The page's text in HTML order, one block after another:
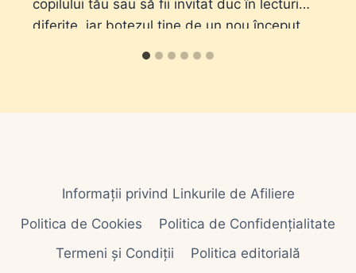
copilului tău sau să fii invitat duc în lecturi
diferite, iar botezul ține de un nou început.
Informații privind Linkurile de Afiliere
Politica de Cookies
Politica de Confidențialitate
Termeni și Condiții
Politica editorială